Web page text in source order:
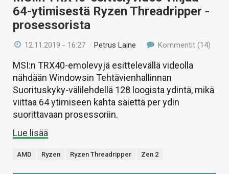
64-ytimisestä Ryzen Threadripper -
prosessorista
12.11.2019 - 16:27 / Petrus Laine Kommentit (14)
MSI:n TRX40-emolevyjä esittelevällä videolla
nähdään Windowsin Tehtävienhallinnan
Suorituskyky-välilehdellä 128 loogista ydintä, mikä
viittaa 64 ytimiseen kahta säiettä per ydin
suorittavaan prosessoriin.
Lue lisää
AMD Ryzen Ryzen Threadripper Zen 2